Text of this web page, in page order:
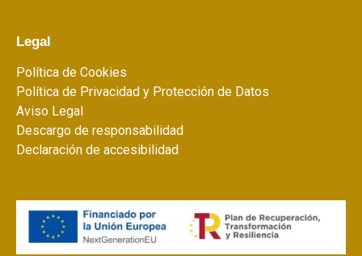
Legal
Política de Cookies
Política de Privacidad y Protección de Datos
Aviso Legal
Descargo de responsabilidad
Declaración de accesibilidad